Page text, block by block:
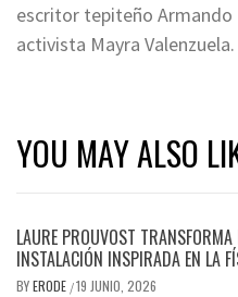
escritor tepiteño Armando
activista Mayra Valenzuela.
YOU MAY ALSO
LAURE PROUVOST
INSTALACIÓN INSPIRADA EN LA
BYERODE /19 JUNIO, 2026